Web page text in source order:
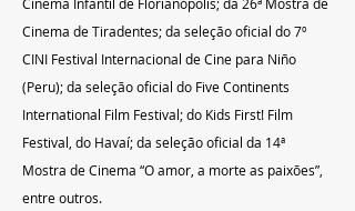
Cinema de Tiradentes; da seleção oficial do 7º
CINI Festival Internacional de Cine para Niño
(Peru); da seleção oficial do Five Continents
International Film Festival; do Kids First! Film
Festival, do Havaí; da seleção oficial da 14ª
Mostra de Cinema “O amor, a morte as paixões”,
entre outros.